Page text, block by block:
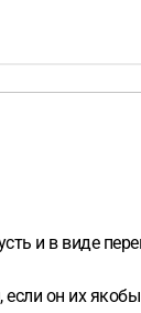
и в виде
он их